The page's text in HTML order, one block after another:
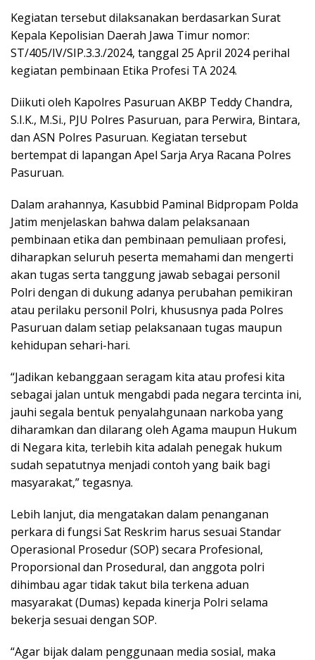
Kegiatan tersebut dilaksanakan berdasarkan Surat
Kepala Kepolisian Daerah Jawa Timur nomor:
ST/405/IV/SIP.3.3./2024, tanggal 25 April 2024 perihal
kegiatan pembinaan Etika Profesi TA 2024.
Diikuti oleh Kapolres Pasuruan AKBP Teddy Chandra,
S.I.K., M.Si., PJU Polres Pasuruan, para Perwira, Bintara,
dan ASN Polres Pasuruan. Kegiatan tersebut
bertempat di lapangan Apel Sarja Arya Racana Polres
Pasuruan.
Dalam arahannya, Kasubbid Paminal Bidpropam Polda
Jatim menjelaskan bahwa dalam pelaksanaan
pembinaan etika dan pembinaan pemuliaan profesi,
diharapkan seluruh peserta memahami dan mengerti
akan tugas serta tanggung jawab sebagai personil
Polri dengan di dukung adanya perubahan pemikiran
atau perilaku personil Polri, khususnya pada Polres
Pasuruan dalam setiap pelaksanaan tugas maupun
kehidupan sehari-hari.
“Jadikan kebanggaan seragam kita atau profesi kita
sebagai jalan untuk mengabdi pada negara tercinta ini,
jauhi segala bentuk penyalahgunaan narkoba yang
diharamkan dan dilarang oleh Agama maupun Hukum
di Negara kita, terlebih kita adalah penegak hukum
sudah sepatutnya menjadi contoh yang baik bagi
masyarakat,” tegasnya.
Lebih lanjut, dia mengatakan dalam penanganan
perkara di fungsi Sat Reskrim harus sesuai Standar
Operasional Prosedur (SOP) secara Profesional,
Proporsional dan Prosedural, dan anggota polri
dihimbau agar tidak takut bila terkena aduan
masyarakat (Dumas) kepada kinerja Polri selama
bekerja sesuai dengan SOP.
“Agar bijak dalam penggunaan media sosial, maka